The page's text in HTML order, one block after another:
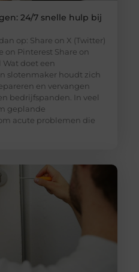
24/7 snelle hulp bij
op: Share on X (Twitter)
on Pinterest Share on
Wat doet een
slotenmaker houdt zich
en vervangen
bedrijfspanden. In veel
geplande
acute problemen die